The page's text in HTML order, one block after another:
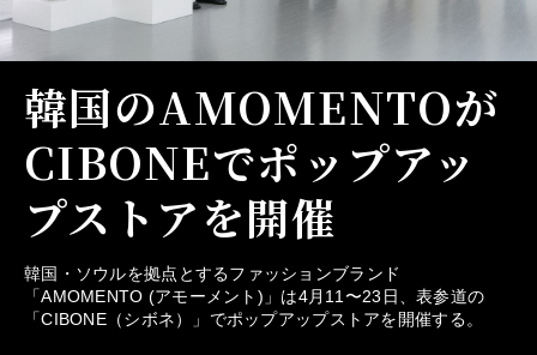
韓国のAMOMENTOが
CIBONEでポップアッ
プストアを開催
韓国・ソウルを拠点とするファッションブランド
「AMOMENTO (アモーメント)」は4月11〜23日、表参道の
「CIBONE（シボネ）」でポップアップストアを開催する。